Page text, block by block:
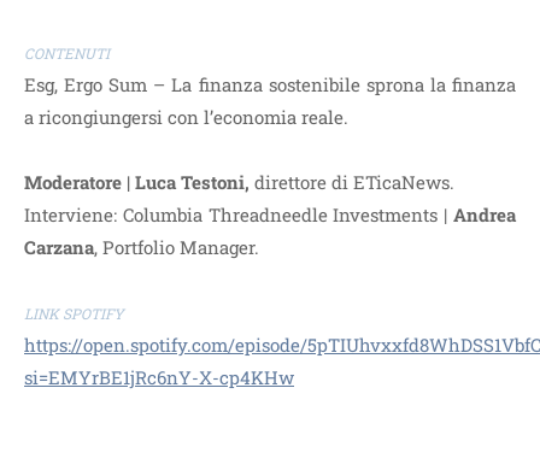
CONTENUTI
Esg, Ergo Sum – La finanza sostenibile sprona la finanza
a ricongiungersi con l’economia reale.
Moderatore | Luca Testoni, direttore di ETicaNews.
Interviene: Columbia Threadneedle Investments | Andrea
Carzana, Portfolio Manager.
LINK SPOTIFY
https://open.spotify.com/episode/
si=EMYrBE1jRc6nY-X-cp4KHw